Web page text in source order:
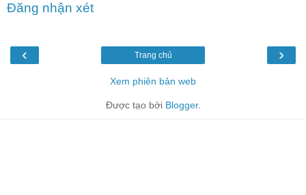
Đăng nhận xét
‹ ›
Trang chủ
Xem phiên bản web
Được tạo bởi Blogger.